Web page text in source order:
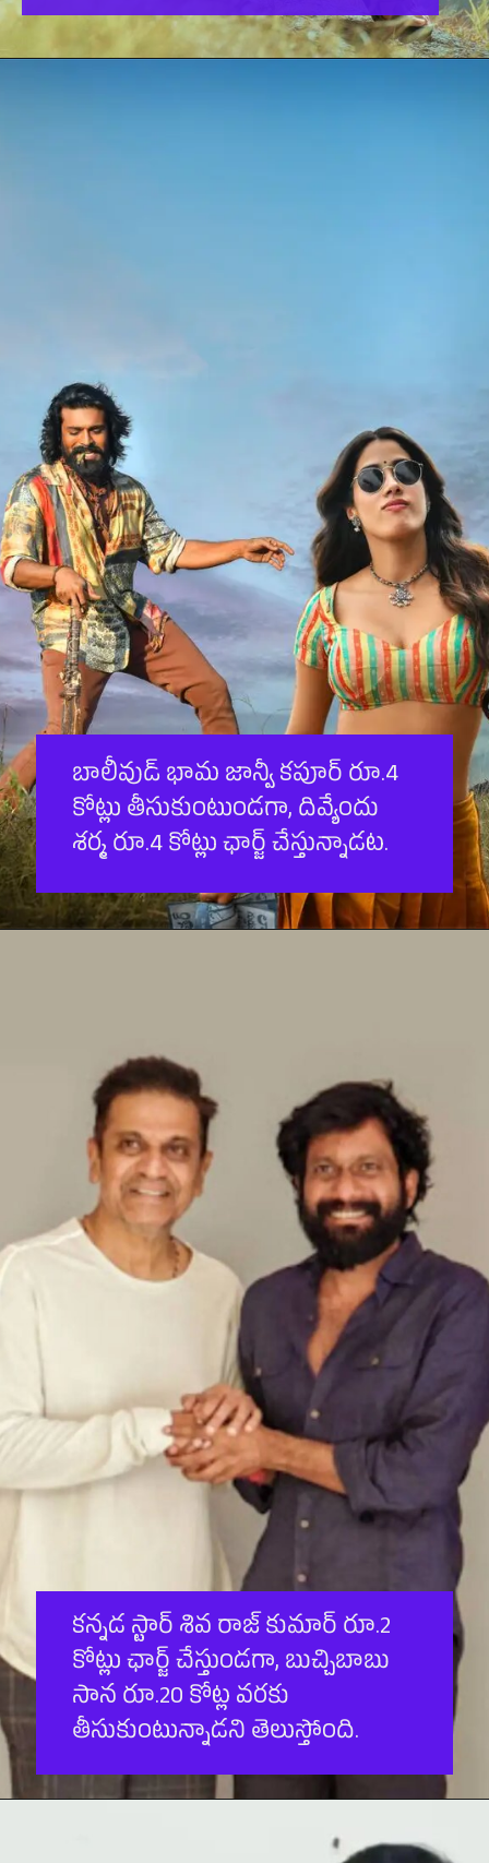
బాలీవుడ్ భామ జాన్వీ క‌పూర్ రూ.4
కోట్లు తీసుకుంటుండ‌గా, దివ్యేందు
శ‌ర్మ రూ.4 కోట్లు ఛార్జ్ చేస్తున్నాడ‌ట‌.
క‌న్న‌డ స్టార్ శివ రాజ్ కుమార్ రూ.2
కోట్లు ఛార్జ్ చేస్తుండ‌గా, బుచ్చిబాబు
సాన రూ.20 కోట్ల వ‌ర‌కు
తీసుకుంటున్నాడ‌ని తెలుస్తోంది.